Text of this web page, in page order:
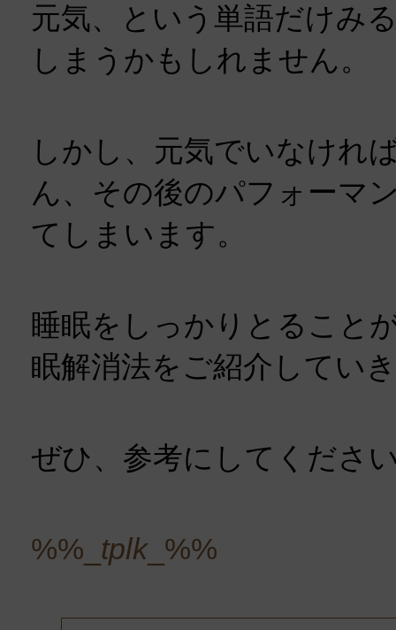
元気、という単語だけみ
しまうかもしれません。
しかし、元気でいなけれ
ん、その後のパフォーマ
てしまいます。
睡眠をしっかりとること
眠解消法をご紹介してい
ぜひ、参考にしてくださ
%%_ tplk_%%